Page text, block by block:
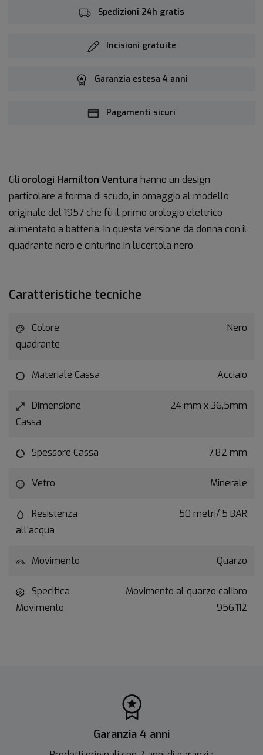
Spedizioni 24h gratis
Incisioni gratuite
Garanzia estesa 4 anni
Pagamenti sicuri
Gli orologi Hamilton Ventura hanno un design
particolare a forma di scudo, in omaggio al modello
originale del 1957 che fù il primo orologio elettrico
alimentato a batteria. In questa versione da donna con il
quadrante nero e cinturino in lucertola nero.
Caratteristiche tecniche
Colore
quadrante
Nero
Materiale Cassa Acciaio
Dimensione
Cassa
24 mm x 36,5mm
Spessore Cassa 7.82 mm
Vetro Minerale
Resistenza
all'acqua
50 metri/ 5 BAR
Movimento Quarzo
Specifica
Movimento
Movimento al quarzo calibro
956.112
Garanzia 4 anni